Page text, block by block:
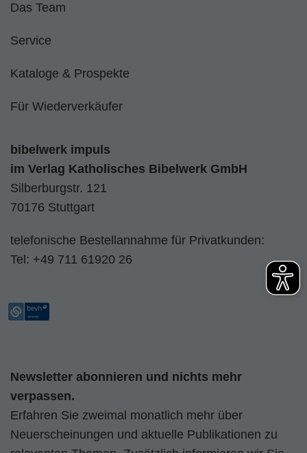
Das Team
Service
Kataloge & Prospekte
Für Wiederverkäufer
bibelwerk impuls
im Verlag Katholisches Bibelwerk GmbH
Silberburgstr. 121
70176 Stuttgart
telefonische Bestellannahme für Privatkunden:
Tel: +49 711 61920 26
Newsletter abonnieren und nichts mehr
verpassen.
Erfahren Sie zweimal monatlich mehr über
Neuerscheinungen und aktuelle Publikationen zu